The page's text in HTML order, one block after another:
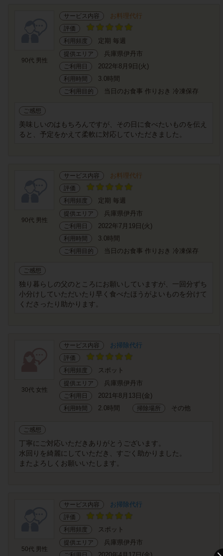
90代 男性
サービス内容 お料理代行
評価
利用頻度
定期 毎週
提供エリア 兵庫県伊丹市
ご利用日 2022年8月9日(火)
利用時間 3.0時間
ご利用目的 当日のお食事 作りおき 冷凍保存
ご感想
美味しいのはもちろんですが、その日に食べたいものを伝え
ると、予定をかえて柔軟に対応していただきました。
90代 男性
サービス内容 お料理代行
評価
利用頻度
定期 毎週
提供エリア 兵庫県伊丹市
ご利用日 2022年7月19日(火)
利用時間 3.0時間
ご利用目的 当日のお食事 作りおき 冷凍保存
ご感想
独り暮らしの父のところにお願いしていますが、一回分ずち
小分けしていただいたり早く食べたほうがよいものを分けて
くださったり助かります。
30代 女性
サービス内容 お掃除代行
評価
利用頻度
スポット
提供エリア 兵庫県伊丹市
ご利用日 2021年8月13日(金)
利用時間 2.0時間 掃除場所 その他
ご感想
丁寧にご対応いただきありがとうございます。
水回りを綺麗にしていただき、すごく助かりました。
またよろしくお願いいたします。
50代 男性
サービス内容 お掃除代行
評価
利用頻度
スポット
提供エリア 兵庫県伊丹市